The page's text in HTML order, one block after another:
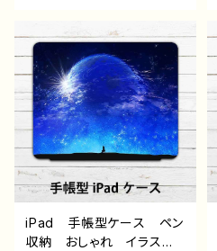
ラ ヤンデレ メンズ 黒
髪 アイパッドカバー 個
性的 おすすめ 人気 イ
ラストレーター クリエイタ
ー 絵師 オリジナル デ
ザイン グッズ タイトル：
黒野京 デザイン58 作：黒
野京
iPad 手帳型ケース ペン
収納 おしゃれ イラス